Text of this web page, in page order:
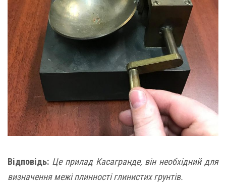
Відповідь: Це прилад Касагранде, він необхідний для
визначення межі плинності глинистих грунтів.